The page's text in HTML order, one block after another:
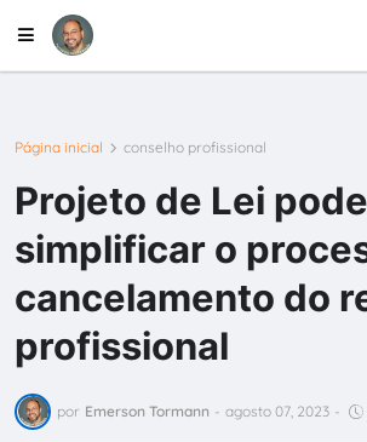
Página inicial conselho profissional
Projeto de Lei pode
simplificar o
cancelamento do
profissional
por Emerson Tormann - agosto 07, 2023 -